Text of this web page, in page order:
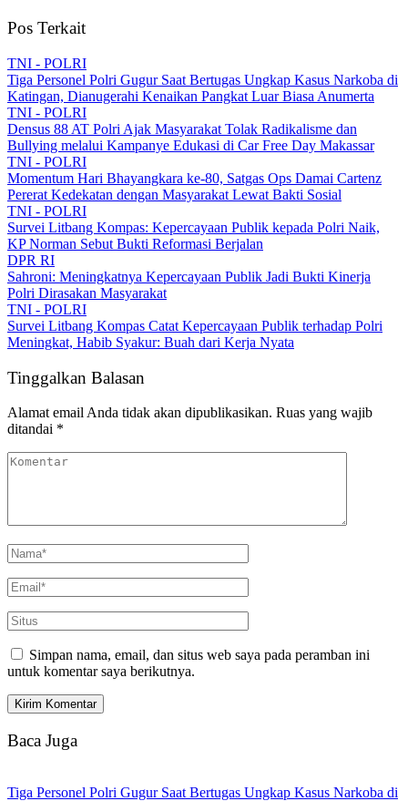
Pos Terkait
TNI - POLRI
Tiga Personel Polri Gugur Saat Bertugas Ungkap Kasus Narkoba di
Katingan, Dianugerahi Kenaikan Pangkat Luar Biasa Anumerta
TNI - POLRI
Densus 88 AT Polri Ajak Masyarakat Tolak Radikalisme dan
Bullying melalui Kampanye Edukasi di Car Free Day Makassar
TNI - POLRI
Momentum Hari Bhayangkara ke-80, Satgas Ops Damai Cartenz
Pererat Kedekatan dengan Masyarakat Lewat Bakti Sosial
TNI - POLRI
Survei Litbang Kompas: Kepercayaan Publik kepada Polri Naik,
KP Norman Sebut Bukti Reformasi Berjalan
DPR RI
Sahroni: Meningkatnya Kepercayaan Publik Jadi Bukti Kinerja
Polri Dirasakan Masyarakat
TNI - POLRI
Survei Litbang Kompas Catat Kepercayaan Publik terhadap Polri
Meningkat, Habib Syakur: Buah dari Kerja Nyata
Tinggalkan Balasan
Alamat email Anda tidak akan dipublikasikan. Ruas yang wajib
ditandai *
Simpan nama, email, dan situs web saya pada peramban ini
untuk komentar saya berikutnya.
Baca Juga
Tiga Personel Polri Gugur Saat Bertugas Ungkap Kasus Narkoba di